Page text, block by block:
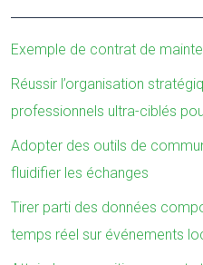
Exemple de contrat de
Réussir l’organisation
professionnels ultra-ciblés
Adopter des outils de
fluidifier les échanges
Tirer parti des données
temps réel sur événements